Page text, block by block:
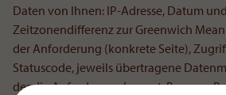
Daten von Ihnen: IP-Adresse, Datum
Zeitzonendifferenz zur Greenwich
der Anforderung (konkrete Seite),
Statuscode, jeweils übertragene
der die Anforderung kommt, Browser,